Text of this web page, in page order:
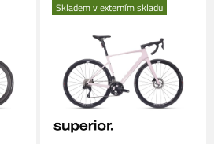
Skladem v externím skladu